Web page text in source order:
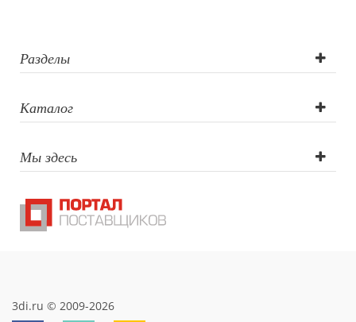
Разделы
Каталог
Мы здесь
3di.ru © 2009-2026